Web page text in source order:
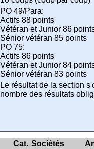
PO 49/Para:
Actifs 88 points
Vétéran et Junior 86
Sénior vétéran 85 points
PO 75:
Actifs 86 points
Vétéran et Junior 84
Sénior vétéran 83 points
Le résultat de la section
nombre des résultats
Cat. Sociétés